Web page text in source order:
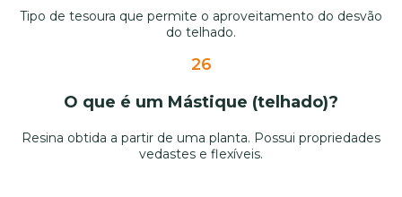
Tipo de tesoura que permite o aproveitamento do desvão
do telhado.
26
O que é um Mástique (telhado)?
Resina obtida a partir de uma planta. Possui propriedades
vedastes e flexíveis.